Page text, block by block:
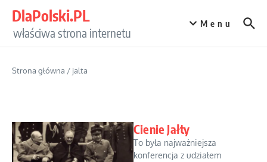
DlaPolski.PL
właściwa strona internetu
Menu
Strona główna / jalta
Cienie Jałty
To była najważniejsza
konferencja z udziałem